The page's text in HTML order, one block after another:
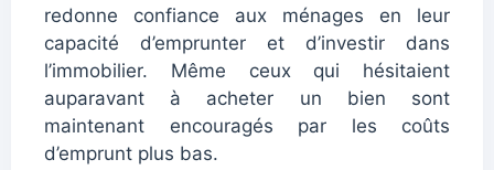
redonne confiance aux ménages en leur
capacité d’emprunter et d’investir dans
l’immobilier. Même ceux qui hésitaient
auparavant à acheter un bien sont
maintenant encouragés par les coûts
d’emprunt plus bas.